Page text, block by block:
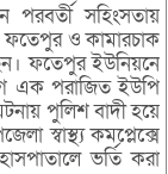
পরবর্তী সহিংসতায়
ফতেপুর ও কামারচাক
ফতেপুর ইউনিয়নে
এক পরাজিত ইউপি
পুলিশ বাদী হয়ে
স্বাস্থ্য কমপ্লেক্সে
ভর্তি করা